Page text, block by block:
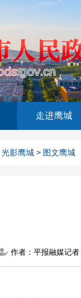
走进鹰城
光影鹰城 > 图文鹰城
作者：平报融媒记者